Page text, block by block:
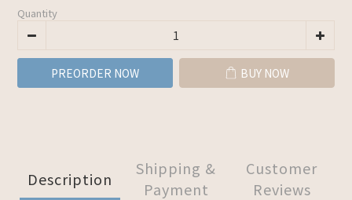
Quantity
PREORDER NOW BUY NOW
Description
Shipping &
Payment
Customer
Reviews